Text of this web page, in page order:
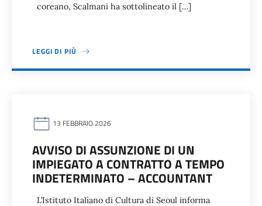
coreano, Scalmani ha sottolineato il […]
LEGGI DI PIÙ
13 FEBBRAIO 2026
AVVISO DI ASSUNZIONE DI UN
IMPIEGATO A CONTRATTO A TEMPO
INDETERMINATO – ACCOUNTANT
L’Istituto Italiano di Cultura di Seoul informa